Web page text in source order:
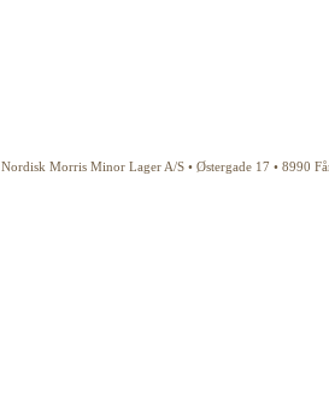
Nordisk Morris Minor Lager A/S • Østergade 17 • 8990